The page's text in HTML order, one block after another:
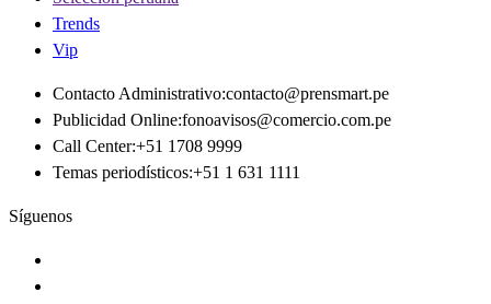
Trends
Vip
Contacto Administrativo:contacto@prensmart.pe
Publicidad Online:fonoavisos@comercio.com.pe
Call Center:+51 1708 9999
Temas periodísticos:+51 1 631 1111
Síguenos